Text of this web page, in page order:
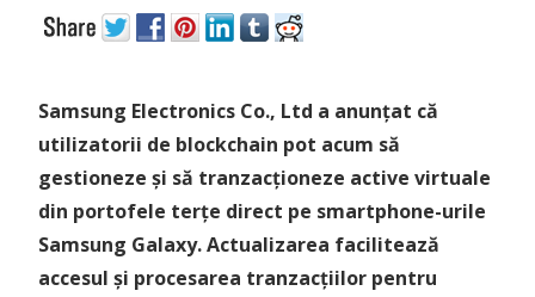
Samsung Electronics Co., Ltd a anunțat că
utilizatorii de blockchain pot acum să
gestioneze și să tranzacționeze active virtuale
din portofele terțe direct pe smartphone-urile
Samsung Galaxy. Actualizarea facilitează
accesul și procesarea tranzacțiilor pentru